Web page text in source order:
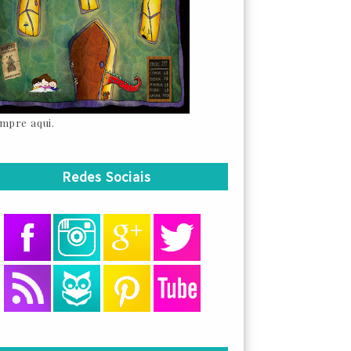
aqui.
Redes Sociais